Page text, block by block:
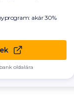
akár 30%
oldalára